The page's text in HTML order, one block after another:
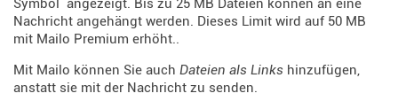
Symbol angezeigt. Bis zu 25 MB Dateien können an eine
Nachricht angehängt werden. Dieses Limit wird auf 50 MB
mit Mailo Premium erhöht..
Mit Mailo können Sie auch Dateien als Links hinzufügen,
anstatt sie mit der Nachricht zu senden.